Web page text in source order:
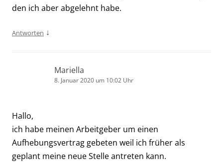
den ich aber abgelehnt habe.
Antworten ↓
Mariella
8. Januar 2020 um 10:02 Uhr
Hallo,
ich habe meinen Arbeitgeber um einen
Aufhebungsvertrag gebeten weil ich früher als
geplant meine neue Stelle antreten kann.